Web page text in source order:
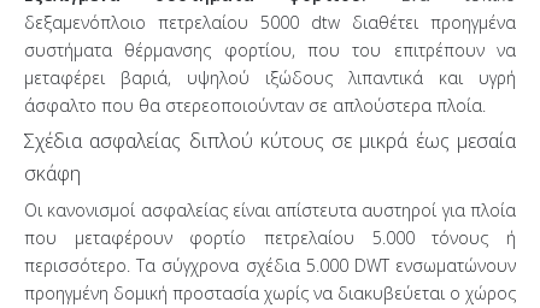
δεξαμενόπλοιο πετρελαίου 5000 dtw διαθέτει προηγμένα
συστήματα θέρμανσης φορτίου, που του επιτρέπουν να
μεταφέρει βαριά, υψηλού ιξώδους λιπαντικά και υγρή
άσφαλτο που θα στερεοποιούνταν σε απλούστερα πλοία.
Σχέδια ασφαλείας διπλού κύτους σε μικρά έως μεσαία
σκάφη
Οι κανονισμοί ασφαλείας είναι απίστευτα αυστηροί για πλοία
που μεταφέρουν φορτίο πετρελαίου 5.000 τόνους ή
περισσότερο. Τα σύγχρονα σχέδια 5.000 DWT ενσωματώνουν
προηγμένη δομική προστασία χωρίς να διακυβεύεται ο χώρος